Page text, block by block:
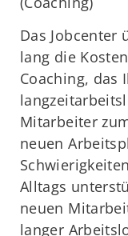
Das Jobcenter
lang die
Coaching, das
Mitarbeiter
neuen
Alltags
neuen
langer